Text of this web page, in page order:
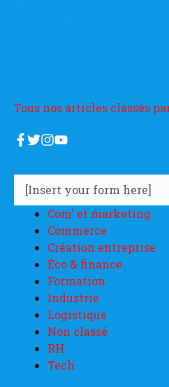
Tous nos articles classés
[Insert your form here]
Com' et marketing
Commerce
Création entreprise
Éco & finance
Formation
Industrie
Logistique
Non classé
RH
Tech